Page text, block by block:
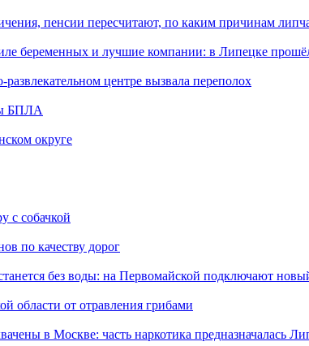
пенсии пересчитают, по каким причинам
беременных и лучшие компании: в Липецке
центре вызвала переполох
БПЛА
округе
с собачкой
по качеству дорог
без воды: на Первомайской подключают
области от отравления грибами
в Москве: часть наркотика предназначалась